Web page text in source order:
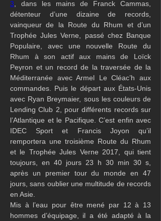
3 , dans les mains de Franck Cammas,
détenteur d’une dizaine de records,
vainqueur de la Route du Rhum et d’un
Trophée Jules Verne, passé chez Banque
Populaire, avec une nouvelle Route du
Rhum à son actif aux mains de Loïck
Peyron et un record de la traversée de la
Méditerranée avec Armel Le Cléac’h aux
commandes. Puis le départ aux États-Unis
avec Ryan Breymaier, sous les couleurs de
Lending Club 2, pour différents records sur
l’Atlantique et le Pacifique. C’est enfin avec
IDEC Sport
et Francis Joyon qu’il
remportera une troisième Route du Rhum
et le Trophée Jules Verne 2017, qui tient
toujours, en 40 jours 23 h 30 min 30 s,
après un premier tour du monde en 47
jours, sans oublier une multitude de records
en Asie.
Mis à l’eau pour être mené par 12 à 13
hommes d’équipage, il a été adapté à la